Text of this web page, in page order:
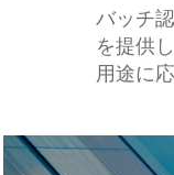
バッチ
を提供
用途に